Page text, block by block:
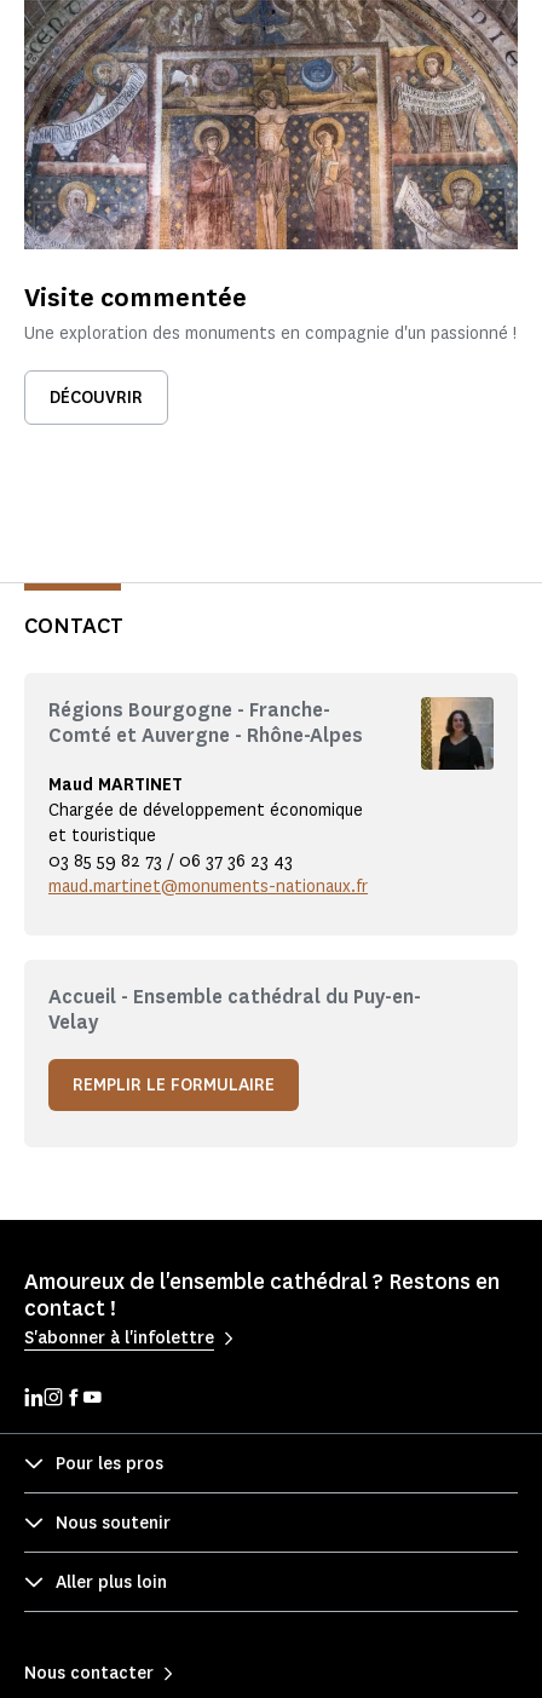
Visite commentée
Une exploration des monuments en compagnie d'un passionné !
DÉCOUVRIR
CONTACT
Régions Bourgogne - Franche-
Comté et Auvergne - Rhône-Alpes
Maud MARTINET
Chargée de développement économique
et touristique
03 85 59 82 73 / 06 37 36 23 43
maud.martinet@monuments-nationaux.fr
Accueil - Ensemble cathédral du Puy-en-
Velay
REMPLIR LE FORMULAIRE
Amoureux de l'ensemble cathédral ? Restons en
contact !
S'abonner à l'infolettre
Pour les pros
Nous soutenir
Aller plus loin
Nous contacter